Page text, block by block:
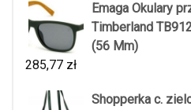
Emaga Okulary
Timberland
(56 Mm)
285,77 zł
Shopperka c.